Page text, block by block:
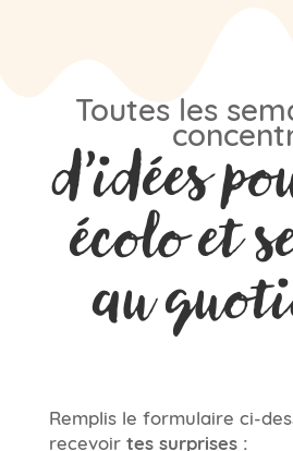
Toutes les
d’idées
écolo et
au
Remplis le formulaire ci-
recevoir tes surprises :